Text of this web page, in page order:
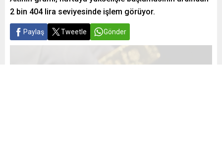
2 bin 404 lira seviyesinde işlem görüyor.
Paylaş Tweetle Gönder